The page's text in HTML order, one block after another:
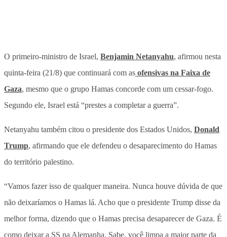
O primeiro-ministro de Israel, Benjamin Netanyahu, afirmou nesta
quinta-feira (21/8) que continuará com as ofensivas na Faixa de
Gaza, mesmo que o grupo Hamas concorde com um cessar-fogo.
Segundo ele, Israel está “prestes a completar a guerra”.
Netanyahu também citou o presidente dos Estados Unidos, Donald
Trump, afirmando que ele defendeu o desaparecimento do Hamas
do território palestino.
“Vamos fazer isso de qualquer maneira. Nunca houve dúvida de que
não deixaríamos o Hamas lá. Acho que o presidente Trump disse da
melhor forma, dizendo que o Hamas precisa desaparecer de Gaza. É
como deixar a SS na Alemanha. Sabe, você limpa a maior parte da